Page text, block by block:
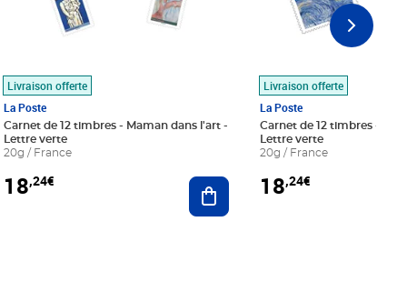
au panier
Livraison offerte
La Poste
Carnet de 12 timbres - Maman dans l'art -
Lettre verte
20g / France
18,24€ Ajouter au panier
Livraison offerte
La Poste
Carnet de 12 timbres - Le
Lettre verte
20g / France
18,24€